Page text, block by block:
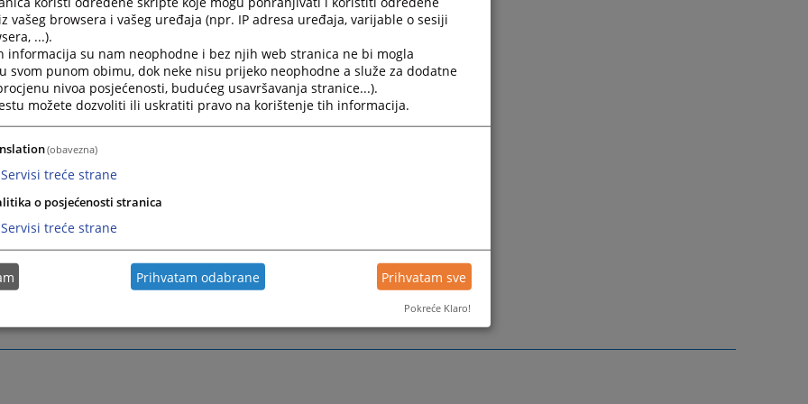
707 517
,potpredsjednik VSTV-a BiH
707 517
,član VSTV-a BiH
33 707 517
predsjednika VSTV-a BiH
, šef Kabineta predsjednika VSTV-a BiH
vašeg browsera i vašeg uređaja (npr. IP adresa uređaja, varijable o sesiji
...).
informacija su nam neophodne i bez njih web stranica ne bi mogla
svom punom obimu, dok neke nisu prijeko neophodne a služe za dodatne
nivoa posjećenosti, budućeg usavršavanja stranice...).
možete dozvoliti ili uskratiti pravo na korištenje tih informacija.
(obavezna)
Servisi treće strane
o posjećenosti stranica
Servisi treće strane
Prihvatam odabrane Prihvatam sve
Pokreće Klaro!